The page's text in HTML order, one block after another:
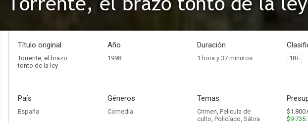
Título original
Torrente, el brazo
tonto de la ley
Año
1998
Duración
1 hora y 37 minutos 18+
País
España
Géneros
Comedia
Temas
Crimen, Película de
culto, Policíaco, Sátira